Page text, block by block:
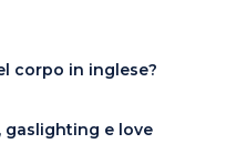
corpo in inglese?
gaslighting e love